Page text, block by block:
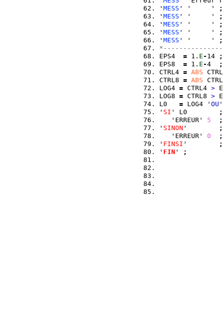
' MESS ' '     '
;
' MESS ' '     '
;
' MESS ' '     '
;
' MESS ' '     '
;
' MESS ' '     '
;
EPS4 = 1. E- 14
;
EPS8 = 1. E-4
;
CTRL4 = ABS
CTRL8 = ABS
LOG4 = CTRL4 >
LOG8 = CTRL8 >
L0 = LOG4 ' OU
' SI ' L0
;
   'ERREUR'
5
;
' SINON '
;
   'ERREUR'
0
;
' FINSI '
;
' FIN ' ;